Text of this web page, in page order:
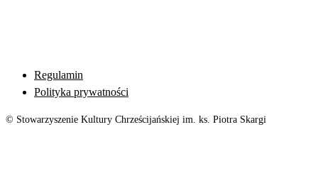
Regulamin
Polityka prywatności
© Stowarzyszenie Kultury Chrześcijańskiej im. ks. Piotra Skargi